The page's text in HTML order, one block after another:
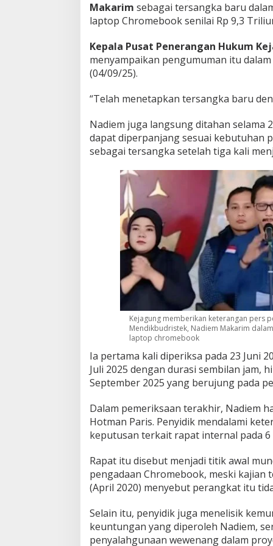
g
!
Makarim sebagai tersangka baru
laptop Chromebook senilai Rp 9,3
Kepala Pusat Penerangan Hukum
menyampaikan pengumuman itu
(04/09/25).
“Telah menetapkan tersangka baru
Nadiem juga langsung ditahan selama
dapat diperpanjang sesuai kebutuhan
sebagai tersangka setelah tiga kali
Kejagung memberikan keterangan pers
Mendikbudristek, Nadiem Makarim
laptop chromebook
Ia pertama kali diperiksa pada 23 Juni
Juli 2025 dengan durasi sembilan jam,
September 2025 yang berujung pada
Dalam pemeriksaan terakhir, Nadiem
Hotman Paris. Penyidik mendalami
keputusan terkait rapat internal pada 6
Rapat itu disebut menjadi titik awal
pengadaan Chromebook, meski kajian
(April 2020) menyebut perangkat itu
Selain itu, penyidik juga menelisik
keuntungan yang diperoleh Nadiem,
penyalahgunaan wewenang dalam